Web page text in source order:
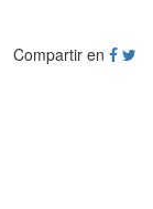
Compartir en